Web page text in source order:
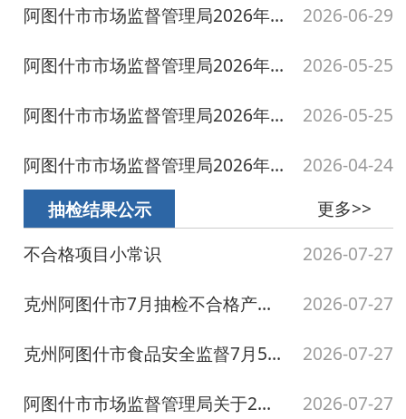
抽检结果公示
更多>>
阿图什市市场监督管理局关于2批次不合格复用餐饮具核查处置情况的通告（2026年第8... 2026-07-27
2026-07-17